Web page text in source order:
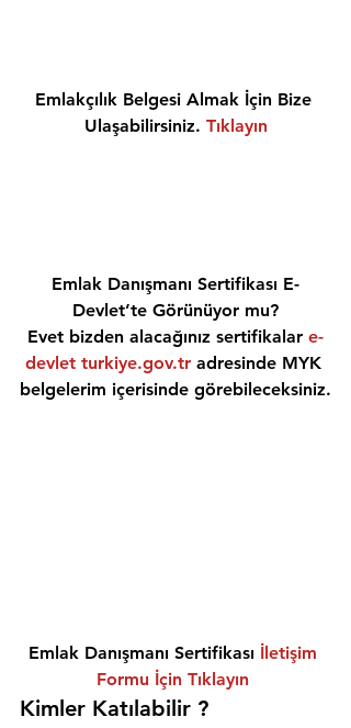
Emlakçılık Belgesi Almak İçin Bize
Ulaşabilirsiniz. Tıklayın
Emlak Danışmanı Sertifikası E-
Devlet’te Görünüyor mu?
Evet bizden alacağınız sertifikalar e-
devlet turkiye.gov.tr adresinde MYK
belgelerim içerisinde görebileceksiniz.
Emlak Danışmanı Sertifikası İletişim
Formu İçin Tıklayın
Kimler Katılabilir ?